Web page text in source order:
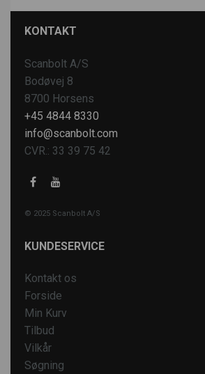
KONTAKT
Scanbolt A/S
Bodøvej 8
8700 Horsens
+45 4844 8330
info@scanbolt.com
CVR.: 33 39 75 42
© 2025 Scanbolt A/S
KUNDESERVICE
Kontakt os
Forside
Min Kurv
Tilbud
Vilkår
Søgning